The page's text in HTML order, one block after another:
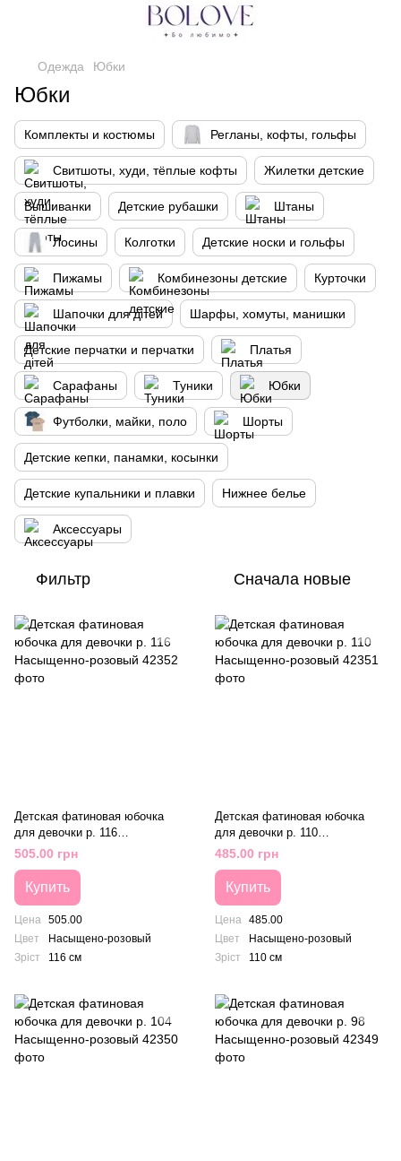
Одежда Юбки
Юбки
Комплекты и костюмы Регланы, кофты, гольфы
Свитшоты, худи, тёплые кофты Жилетки детские
Вышиванки Детские рубашки Штаны
Лосины Колготки Детские носки и гольфы
Пижамы Комбинезоны детские Курточки
Шапочки для дітей Шарфы, хомуты, манишки
Детские перчатки и перчатки Платья
Сарафаны Туники Юбки
Футболки, майки, поло Шорты
Детские кепки, панамки, косынки
Детские купальники и плавки Нижнее белье
Аксессуары
Фильтр Сначала новые
Детская фатиновая юбочка
для девочки р. 116
Насыщенно-розовый
505.00 грн
Купить
Цена 505.00
Цвет
Насыщено-розовый
Зріст
116 см
Детская фатиновая юбочка
для девочки р. 110
Насыщенно-розовый
485.00 грн
Купить
Цена 485.00
Цвет
Насыщено-розовый
Зріст
110 см